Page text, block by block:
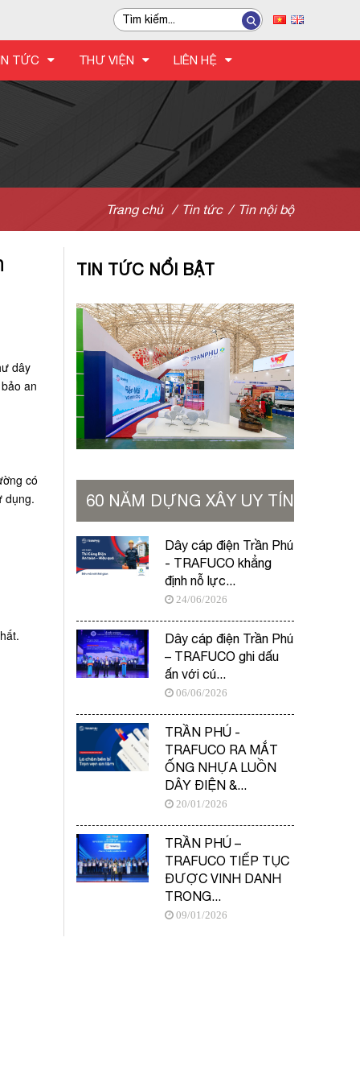
TỨC THƯ VIỆN LIÊN HỆ
Trang chủ / Tin tức / Tin nội bộ
dây
an
có
dụng.
TIN TỨC NỔI BẬT
60 NĂM DỰNG XÂY UY TÍN
VỮNG BỀNDây cáp điện Trần Phú
- TRAFUCO khẳng
định nỗ lực...
24/06/2026
Dây cáp điện Trần Phú
– TRAFUCO ghi dấu
ấn với cú...
06/06/2026
TRẦN PHÚ -
TRAFUCO RA MẮT
ỐNG NHỰA LUỒN
DÂY ĐIỆN &...
20/01/2026
TRẦN PHÚ –
TRAFUCO TIẾP TỤC
ĐƯỢC VINH DANH
TRONG...
09/01/2026